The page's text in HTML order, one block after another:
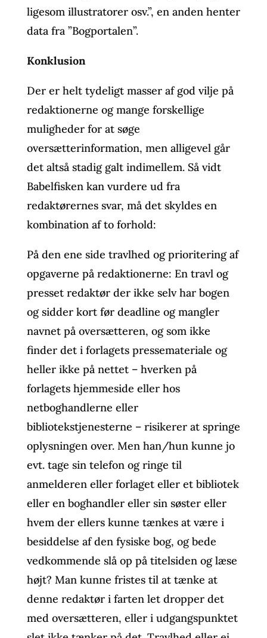
ligesom illustratorer osv.”, en anden henter
data fra ”Bogportalen”.
Konklusion
Der er helt tydeligt masser af god vilje på
redaktionerne og mange forskellige
muligheder for at søge
oversætterinformation, men alligevel går
det altså stadig galt indimellem. Så vidt
Babelfisken kan vurdere ud fra
redaktørernes svar, må det skyldes en
kombination af to forhold:
På den ene side travlhed og prioritering af
opgaverne på redaktionerne: En travl og
presset redaktør der ikke selv har bogen
og sidder kort før deadline og mangler
navnet på oversætteren, og som ikke
finder det i forlagets pressemateriale og
heller ikke på nettet – hverken på
forlagets hjemmeside eller hos
netboghandlerne eller
bibliotekstjenesterne – risikerer at springe
oplysningen over. Men han/hun kunne jo
evt. tage sin telefon og ringe til
anmelderen eller forlaget eller et bibliotek
eller en boghandler eller sin søster eller
hvem der ellers kunne tænkes at være i
besiddelse af den fysiske bog, og bede
vedkommende slå op på titelsiden og læse
højt? Man kunne fristes til at tænke at
denne redaktør i farten let dropper det
med oversætteren, eller i udgangspunktet